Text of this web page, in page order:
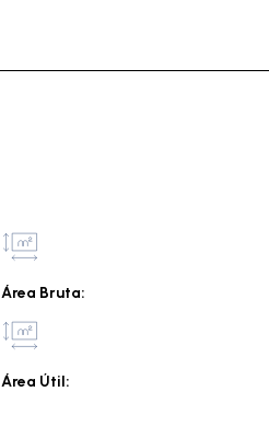
Área Bruta:
Área Útil: